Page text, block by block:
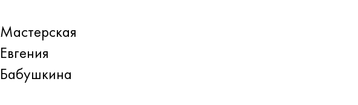
Мастерская
Евгения
Бабушкина